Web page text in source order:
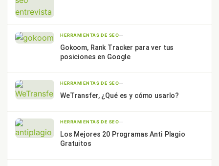
HERRAMIENTAS DE SEO—
Gokoom, Rank Tracker para ver tus
posiciones en Google
HERRAMIENTAS DE SEO—
WeTransfer, ¿Qué es y cómo usarlo?
HERRAMIENTAS DE SEO—
Los Mejores 20 Programas Anti Plagio
Gratuitos